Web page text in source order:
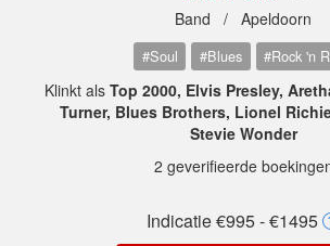
Band / Apeldoorn
#Soul #Blues #Rock 'n
Klinkt als Top 2000, Elvis Presley,
Turner, Blues Brothers, Lionel
Stevie Wonder
2 geverifieerde
Indicatie €995 - €1495